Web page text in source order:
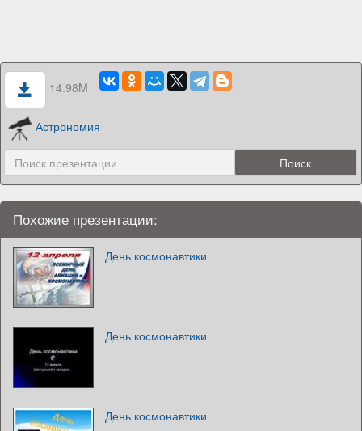
14.98M
Астрономия
Похожие презентации:
День космонавтики
День космонавтики
День космонавтики